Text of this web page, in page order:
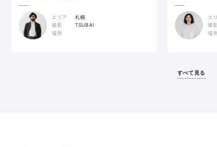
エリア
札幌
撮影
TSUBAI
場所
エ
撮
場
すべて見る